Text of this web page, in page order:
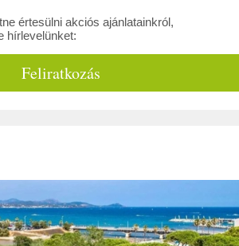
értesülni akciós ajánlatainkról,
hírlevelünket:
Feliratkozás